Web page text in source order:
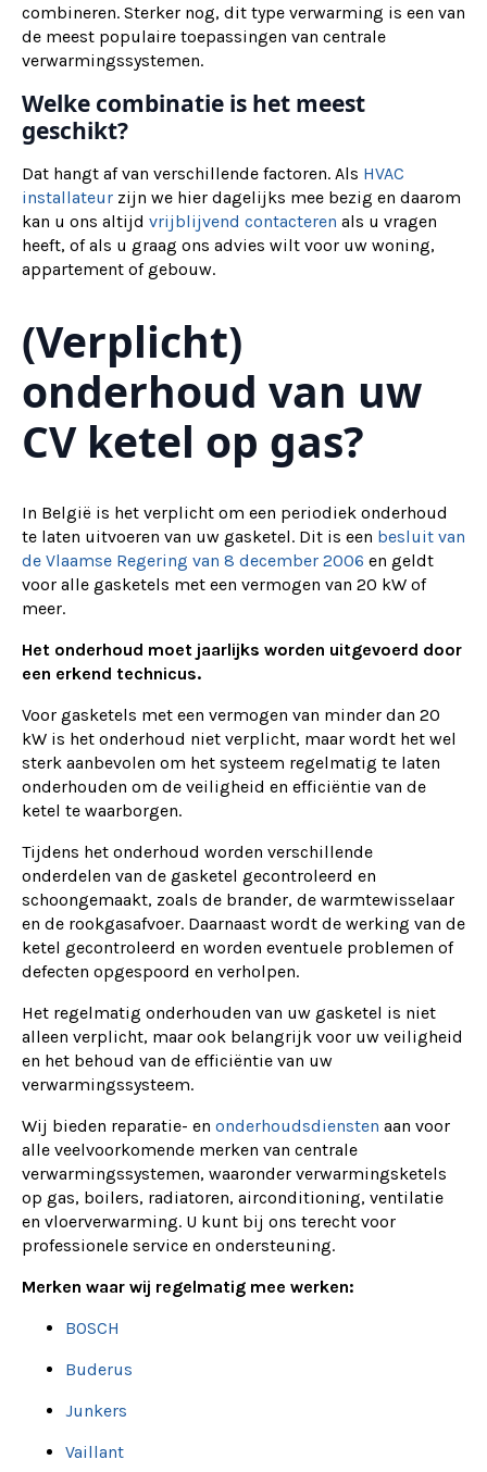
combineren. Sterker nog, dit type verwarming is een van
de meest populaire toepassingen van centrale
verwarmingssystemen.
Welke combinatie is het meest
geschikt?
Dat hangt af van verschillende factoren. Als HVAC
installateur zijn we hier dagelijks mee bezig en daarom
kan u ons altijd vrijblijvend contacteren als u vragen
heeft, of als u graag ons advies wilt voor uw woning,
appartement of gebouw.
(Verplicht)
onderhoud van uw
CV ketel op gas?
In België is het verplicht om een periodiek onderhoud
te laten uitvoeren van uw gasketel. Dit is een besluit van
de Vlaamse Regering van 8 december 2006 en geldt
voor alle gasketels met een vermogen van 20 kW of
meer.
Het onderhoud moet jaarlijks worden uitgevoerd door
een erkend technicus.
Voor gasketels met een vermogen van minder dan 20
kW is het onderhoud niet verplicht, maar wordt het wel
sterk aanbevolen om het systeem regelmatig te laten
onderhouden om de veiligheid en efficiëntie van de
ketel te waarborgen.
Tijdens het onderhoud worden verschillende
onderdelen van de gasketel gecontroleerd en
schoongemaakt, zoals de brander, de warmtewisselaar
en de rookgasafvoer. Daarnaast wordt de werking van de
ketel gecontroleerd en worden eventuele problemen of
defecten opgespoord en verholpen.
Het regelmatig onderhouden van uw gasketel is niet
alleen verplicht, maar ook belangrijk voor uw veiligheid
en het behoud van de efficiëntie van uw
verwarmingssysteem.
Wij bieden reparatie- en onderhoudsdiensten aan voor
alle veelvoorkomende merken van centrale
verwarmingssystemen, waaronder verwarmingsketels
op gas, boilers, radiatoren, airconditioning, ventilatie
en vloerverwarming. U kunt bij ons terecht voor
professionele service en ondersteuning.
Merken waar wij regelmatig mee werken:
BOSCH
Buderus
Junkers
Vaillant